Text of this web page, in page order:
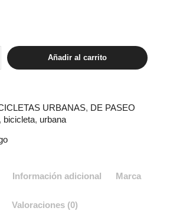
Añadir al carrito
URBANAS, DE PASEO
, bicicleta, urbana
Información adicional Marca
Valoraciones (0)